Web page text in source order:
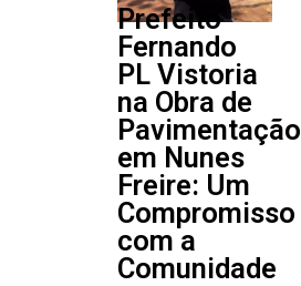
Prefeito
Fernando
PL Vistoria
na Obra de
Pavimentação
em Nunes
Freire: Um
Compromisso
com a
Comunidade